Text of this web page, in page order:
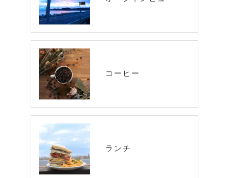
コーヒー
ランチ